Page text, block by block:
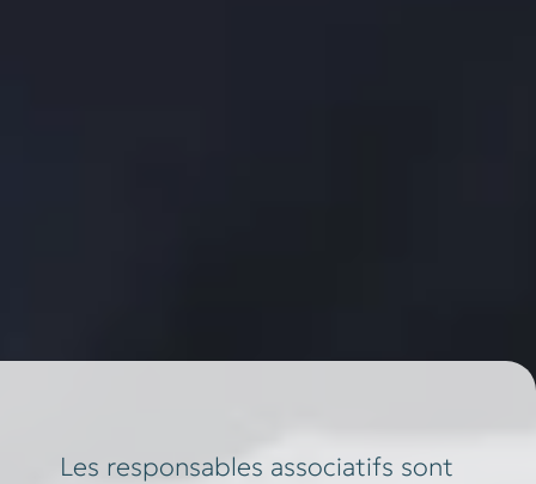
Les responsables associatifs sont